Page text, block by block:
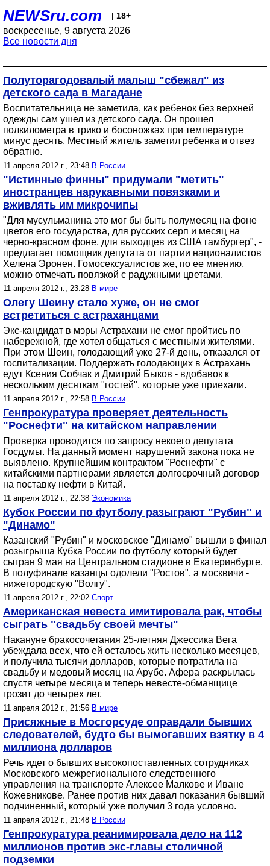
NEWSru.com | 18+
воскресенье, 9 августа 2026
Все новости дня
Полуторагодовалый малыш "сбежал" из
детского сада в Магадане
Воспитательница не заметила, как ребенок без верхней
одежды сам ушел из детского сада. Он прошел
полкилометра в трико и босоножках при температуре
минус десять. Местный житель заметил ребенка и отвез
обратно.
11 апреля 2012 г., 23:48 В России
"Истинные финны" придумали "метить"
иностранцев нарукавными повязками и
вживлять им микрочипы
"Для мусульманина это мог бы быть полумесяц на фоне
цветов его государства, для русских серп и месяц на
черно-красном фоне, для выходцев из США гамбургер", -
предлагает помощник депутата от партии националистов
Хелена Эронен. Гомосексуалистов же, по ее мнению,
можно отмечать повязкой с радужными цветами.
11 апреля 2012 г., 23:28 В мире
Олегу Шеину стало хуже, он не смог
встретиться с астраханцами
Экс-кандидат в мэры Астрахани не смог пройтись по
набережной, где хотел общаться с местными жителями.
При этом Шеин, голодающий уже 27-й день, отказался от
госпитализации. Поддержать голодающих в Астрахань
едут Ксения Собчак и Дмитрий Быков - вдобавок к
нескольким десяткам "гостей", которые уже приехали.
11 апреля 2012 г., 22:58 В России
Генпрокуратура проверяет деятельность
"Роснефти" на китайском направлении
Проверка проводится по запросу некоего депутата
Госдумы. На данный момент нарушений закона пока не
выявлено. Крупнейшим контрактом "Роснефти" с
китайскими партнерами является долгосрочный договор
на поставку нефти в Китай.
11 апреля 2012 г., 22:38 Экономика
Кубок России по футболу разыграют "Рубин" и
"Динамо"
Казанский "Рубин" и московское "Динамо" вышли в финал
розыгрыша Кубка России по футболу который будет
сыгран 9 мая на Центральном стадионе в Екатеринбурге.
В полуфинале казанцы одолели "Ростов", а москвичи -
нижегородскую "Волгу".
11 апреля 2012 г., 22:02 Спорт
Американская невеста имитировала рак, чтобы
сыграть "свадьбу своей мечты"
Накануне бракосочетания 25-летняя Джессика Вега
убеждала всех, что ей осталось жить несколько месяцев,
и получила тысячи долларов, которые потратила на
свадьбу и медовый месяц на Арубе. Афера раскрылась
спустя четыре месяца и теперь невесте-обманщице
грозит до четырех лет.
11 апреля 2012 г., 21:56 В мире
Присяжные в Мосгорсуде оправдали бывших
следователей, будто бы вымогавших взятку в 4
миллиона долларов
Речь идет о бывших высокопоставленных сотрудниках
Московского межрегионального следственного
управления на транспорте Алексее Малкове и Иване
Кожевникове. Ранее против них давал показания бывший
подчиненный, который уже получил 3 года условно.
11 апреля 2012 г., 21:48 В России
Генпрокуратура реанимировала дело на 112
миллионов против экс-главы столичной
подземки